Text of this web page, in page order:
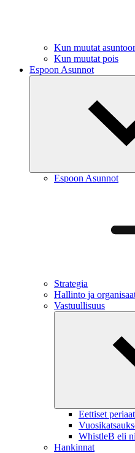
Kun muutat
Kun muutat pois
Espoon Asunnot
Espoon Asunnot
Strategia
Hallinto ja
Vastuullisuus
Eettiset
WhistleB eli
Hankinnat